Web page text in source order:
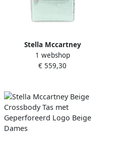
Stella Mccartney
Kristalversierde Mintgroene
Handtas Green Dames
1 webshop
€ 559,30